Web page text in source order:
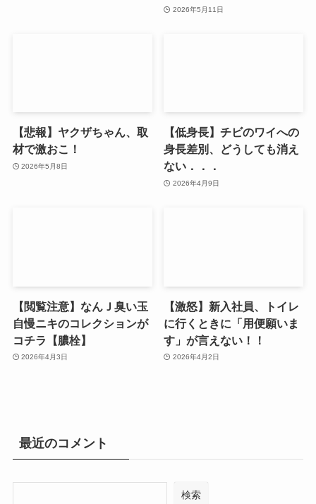
2026年5月11日
【悲報】ヤクザちゃん、取
材で激おこ！
2026年5月8日
【低身長】チビのワイへの
身長差別、どうしても消え
ない．．．
2026年4月9日
【閲覧注意】なんＪ臭い玉
自慢ニキのコレクションが
コチラ【膿栓】
2026年4月3日
【激怒】新入社員、トイレ
に行くときに「用便願いま
す」が言えない！！
2026年4月2日
最近のコメント
検索